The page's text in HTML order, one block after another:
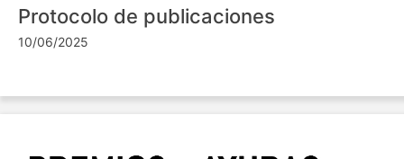
Protocolo de publicaciones
10/06/2025